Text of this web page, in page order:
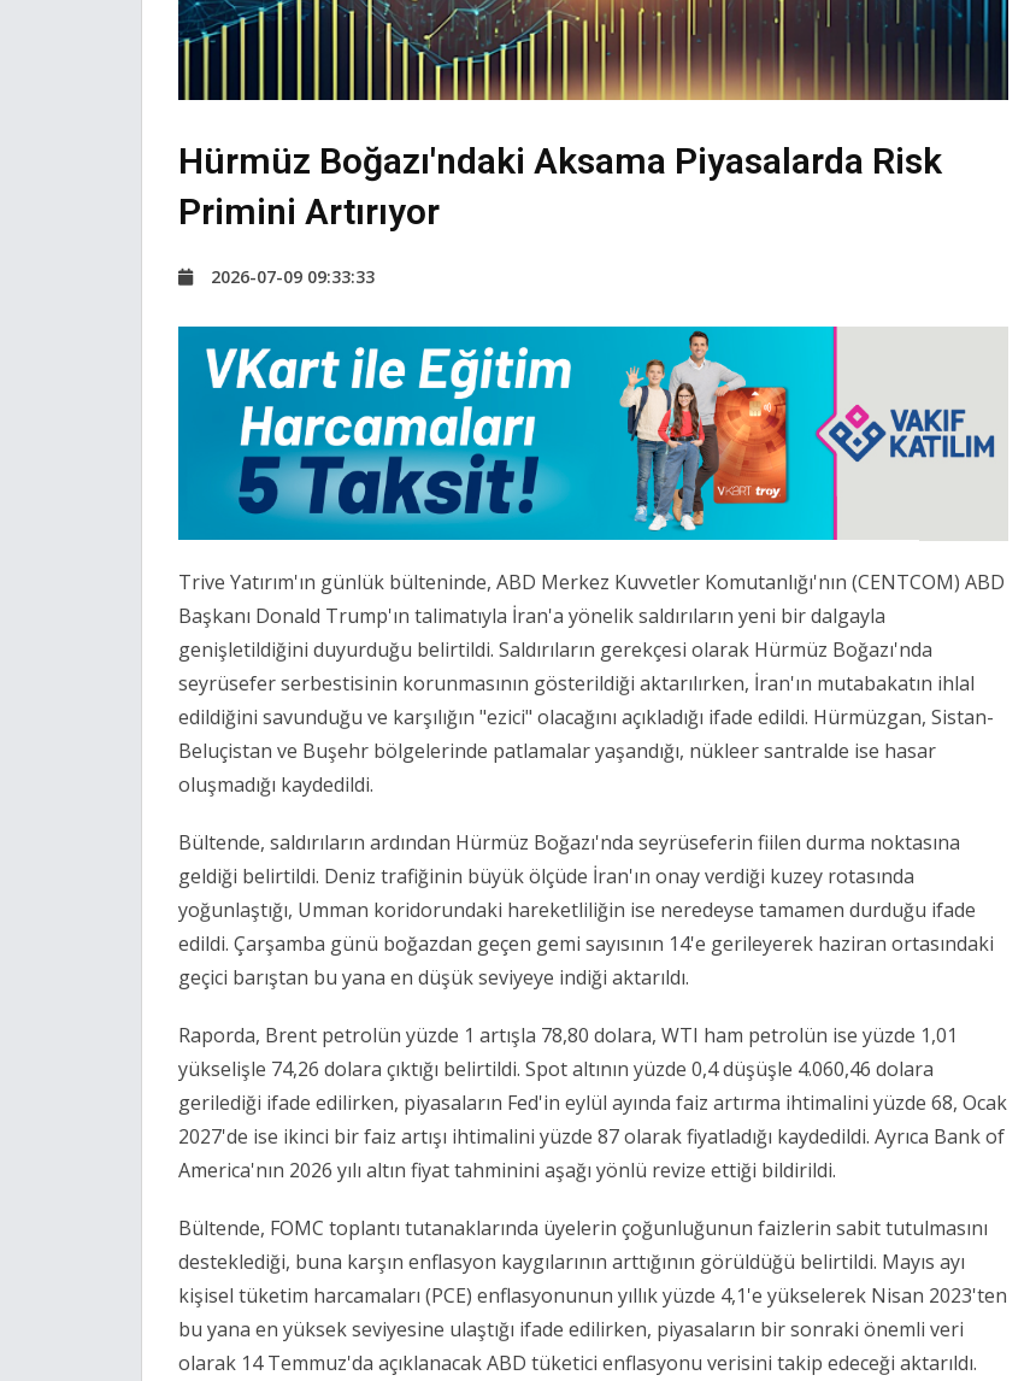
Hürmüz Boğazı'ndaki Aksama Piyasalarda Risk
Primini Artırıyor
2026-07-09 09:33:33
Trive Yatırım'ın günlük bülteninde, ABD Merkez Kuvvetler Komutanlığı'nın (CENTCOM) ABD
Başkanı Donald Trump'ın talimatıyla İran'a yönelik saldırıların yeni bir dalgayla
genişletildiğini duyurduğu belirtildi. Saldırıların gerekçesi olarak Hürmüz Boğazı'nda
seyrüsefer serbestisinin korunmasının gösterildiği aktarılırken, İran'ın mutabakatın ihlal
edildiğini savunduğu ve karşılığın "ezici" olacağını açıkladığı ifade edildi. Hürmüzgan, Sistan-
Beluçistan ve Buşehr bölgelerinde patlamalar yaşandığı, nükleer santralde ise hasar
oluşmadığı kaydedildi.
Bültende, saldırıların ardından Hürmüz Boğazı'nda seyrüseferin fiilen durma noktasına
geldiği belirtildi. Deniz trafiğinin büyük ölçüde İran'ın onay verdiği kuzey rotasında
yoğunlaştığı, Umman koridorundaki hareketliliğin ise neredeyse tamamen durduğu ifade
edildi. Çarşamba günü boğazdan geçen gemi sayısının 14'e gerileyerek haziran ortasındaki
geçici barıştan bu yana en düşük seviyeye indiği aktarıldı.
Raporda, Brent petrolün yüzde 1 artışla 78,80 dolara, WTI ham petrolün ise yüzde 1,01
yükselişle 74,26 dolara çıktığı belirtildi. Spot altının yüzde 0,4 düşüşle 4.060,46 dolara
gerilediği ifade edilirken, piyasaların Fed'in eylül ayında faiz artırma ihtimalini yüzde 68, Ocak
2027'de ise ikinci bir faiz artışı ihtimalini yüzde 87 olarak fiyatladığı kaydedildi. Ayrıca Bank of
America'nın 2026 yılı altın fiyat tahminini aşağı yönlü revize ettiği bildirildi.
Bültende, FOMC toplantı tutanaklarında üyelerin çoğunluğunun faizlerin sabit tutulmasını
desteklediği, buna karşın enflasyon kaygılarının arttığının görüldüğü belirtildi. Mayıs ayı
kişisel tüketim harcamaları (PCE) enflasyonunun yıllık yüzde 4,1'e yükselerek Nisan 2023'ten
bu yana en yüksek seviyesine ulaştığı ifade edilirken, piyasaların bir sonraki önemli veri
olarak 14 Temmuz'da açıklanacak ABD tüketici enflasyonu verisini takip edeceği aktarıldı.